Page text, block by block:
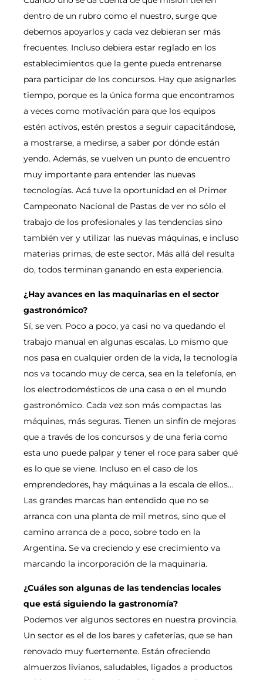
dentro de un rubro como el nuestro, surge que
debemos apoyarlos y cada vez debieran ser más
frecuentes. Incluso debiera estar reglado en los
establecimientos que la gente pueda entrenarse
para participar de los concursos. Hay que asignarles
tiempo, porque es la única forma que encontramos
a veces como motivación para que los equipos
estén activos, estén prestos a seguir capacitándose,
a mostrarse, a medirse, a saber por dónde están
yendo. Además, se vuelven un punto de encuentro
muy importante para entender las nuevas
tecnologías. Acá tuve la oportunidad en el Primer
Campeonato Nacional de Pastas de ver no sólo el
trabajo de los profesionales y las tendencias sino
también ver y utilizar las nuevas máquinas, e incluso
materias primas, de este sector. Más allá del resulta
do, todos terminan ganando en esta experiencia.
¿Hay avances en las maquinarias en el sector
gastronómico?
Sí, se ven. Poco a poco, ya casi no va quedando el
trabajo manual en algunas escalas. Lo mismo que
nos pasa en cualquier orden de la vida, la tecnología
nos va tocando muy de cerca, sea en la telefonía, en
los electrodomésticos de una casa o en el mundo
gastronómico. Cada vez son más compactas las
máquinas, más seguras. Tienen un sinfín de mejoras
que a través de los concursos y de una feria como
esta uno puede palpar y tener el roce para saber qué
es lo que se viene. Incluso en el caso de los
emprendedores, hay máquinas a la escala de ellos…
Las grandes marcas han entendido que no se
arranca con una planta de mil metros, sino que el
camino arranca de a poco, sobre todo en la
Argentina. Se va creciendo y ese crecimiento va
marcando la incorporación de la maquinaria.
¿Cuáles son algunas de las tendencias locales
que está siguiendo la gastronomía?
Podemos ver algunos sectores en nuestra provincia.
Un sector es el de los bares y cafeterías, que se han
renovado muy fuertemente. Están ofreciendo
almuerzos livianos, saludables, ligados a productos